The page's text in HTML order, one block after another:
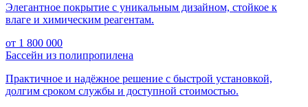
Элегантное покрытие с уникальным дизайном, стойкое к
влаге и химическим реагентам.
от 1 800 000
Бассейн из полипропилена
Практичное и надёжное решение с быстрой установкой,
долгим сроком службы и доступной стоимостью.